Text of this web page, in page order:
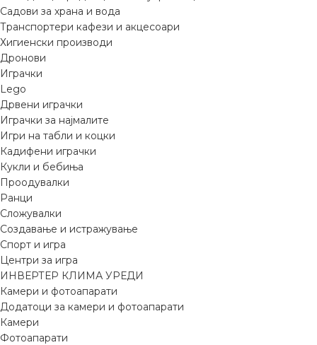
Садови за храна и вода
Транспортери кафези и акцесоари
Хигиенски производи
Дронови
Играчки
Lego
Дрвени играчки
Играчки за најмалите
Игри на табли и коцки
Кадифени играчки
Кукли и бебиња
Проодувалки
Ранци
Сложувалки
Создавање и истражување
Спорт и игра
Центри за игра
ИНВЕРТЕР КЛИМА УРЕДИ
Камери и фотоапарати
Додатоци за камери и фотоапарати
Камери
Фотоапарати